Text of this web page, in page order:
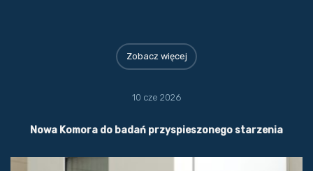
Zobacz więcej
10 cze 2026
Nowa Komora do badań przyspieszonego starzenia